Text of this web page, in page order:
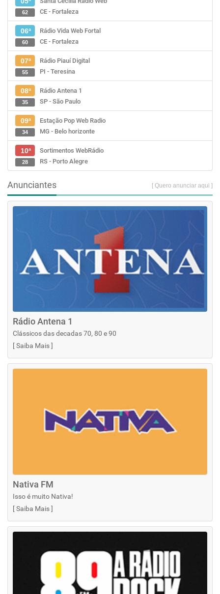
CE - Fortaleza
62
06ª
Rádio Vida Web Fortal
CE - Fortaleza
60
07ª
Rádio Piauí Digital
PI - Teresina
55
08ª
Rádio Antena 1
SP - São Paulo
35
09ª
Estação Pop Web Radio
MG - Belo horizonte
34
10ª
Sortimentos WebRádio
RS - Porto Alegre
28
Anunciantes [ Quero anunciar aqui ]
Rádio Antena 1
Clássicos das decadas 70, 80 e 90
[Saiba Mais]
Nativa FM
Isso é muito Nativa!
[Saiba Mais]